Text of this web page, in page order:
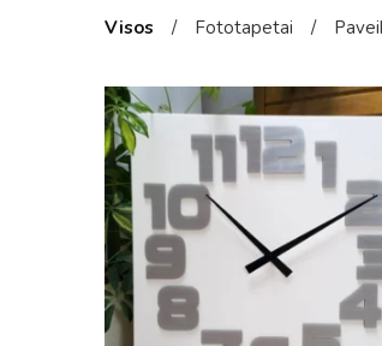
Visos / Fototapetai /